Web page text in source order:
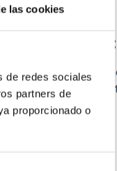
las cookies
de redes sociales
partners de
proporcionado o
Mutual Event
Lucy mission,
dataset yields P